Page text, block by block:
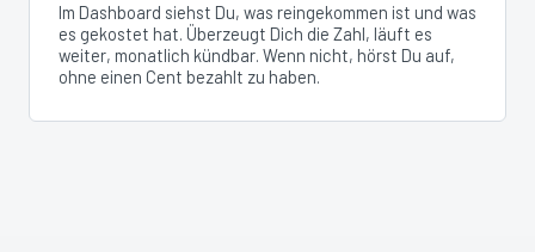
Im Dashboard siehst Du, was reingekommen ist und was
es gekostet hat. Überzeugt Dich die Zahl, läuft es
weiter, monatlich kündbar. Wenn nicht, hörst Du auf,
ohne einen Cent bezahlt zu haben.